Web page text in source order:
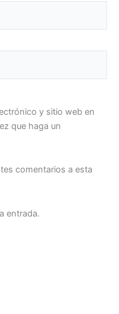
y sitio web en
que haga un
comentarios a esta
entrada.